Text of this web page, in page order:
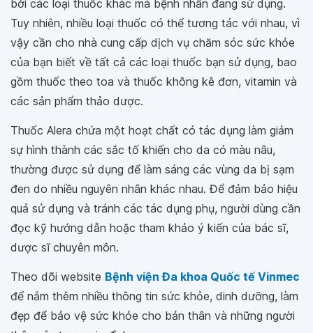
bởi các loại thuốc khác mà bệnh nhân đang sử dụng.
Tuy nhiên, nhiều loại thuốc có thể tương tác với nhau, vì
vậy cần cho nhà cung cấp dịch vụ chăm sóc sức khỏe
của bạn biết về tất cả các loại thuốc bạn sử dụng, bao
gồm thuốc theo toa và thuốc không kê đơn, vitamin và
các sản phẩm thảo dược.
Thuốc Alera chứa một hoạt chất có tác dụng làm giảm
sự hình thành các sắc tố khiến cho da có màu nâu,
thường được sử dụng để làm sáng các vùng da bị sạm
đen do nhiều nguyên nhân khác nhau. Để đảm bảo hiệu
quả sử dụng và tránh các tác dụng phụ, người dùng cần
đọc kỹ hướng dẫn hoặc tham khảo ý kiến của bác sĩ,
dược sĩ chuyên môn.
Theo dõi website Bệnh viện Đa khoa Quốc tế Vinmec
để nắm thêm nhiều thông tin sức khỏe, dinh dưỡng, làm
đẹp để bảo vệ sức khỏe cho bản thân và những người